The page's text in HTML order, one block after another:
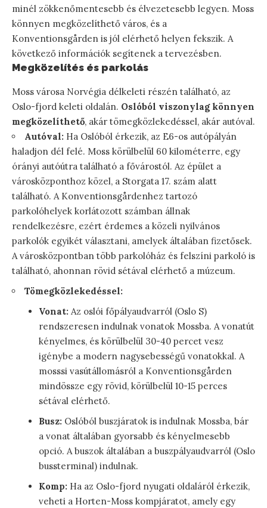
minél zökkenőmentesebb és élvezetesebb legyen. Moss
könnyen megközelíthető város, és a
Konventionsgården is jól elérhető helyen fekszik. A
következő információk segítenek a tervezésben.
Megközelítés és parkolás
Moss városa Norvégia délkeleti részén található, az
Oslo-fjord keleti oldalán. Oslóból viszonylag könnyen
megközelíthető, akár tömegközlekedéssel, akár autóval.
Autóval: Ha Oslóból érkezik, az E6-os autópályán
haladjon dél felé. Moss körülbelül 60 kilométerre, egy
órányi autóútra található a fővárostól. Az épület a
városközponthoz közel, a Storgata 17. szám alatt
található. A Konventionsgårdenhez tartozó
parkolóhelyek korlátozott számban állnak
rendelkezésre, ezért érdemes a közeli nyilvános
parkolók egyikét választani, amelyek általában fizetősek.
A városközpontban több parkolóház és felszíni parkoló is
található, ahonnan rövid sétával elérhető a múzeum.
Tömegközlekedéssel:
Vonat: Az oslói főpályaudvarról (Oslo S)
rendszeresen indulnak vonatok Mossba. A vonatút
kényelmes, és körülbelül 30-40 percet vesz
igénybe a modern nagysebességű vonatokkal. A
mosssi vasútállomásról a Konventionsgården
mindössze egy rövid, körülbelül 10-15 perces
sétával elérhető.
Busz: Oslóból buszjáratok is indulnak Mossba, bár
a vonat általában gyorsabb és kényelmesebb
opció. A buszok általában a buszpályaudvarról (Oslo
bussterminal) indulnak.
Komp: Ha az Oslo-fjord nyugati oldaláról érkezik,
veheti a Horten-Moss kompjáratot, amely egy